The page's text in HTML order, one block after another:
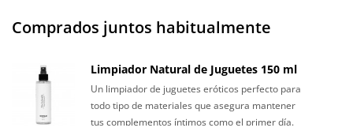
Comprados juntos habitualmente
Limpiador Natural de Juguetes 150 ml
Un limpiador de juguetes eróticos perfecto para
todo tipo de materiales que asegura mantener
tus complementos íntimos como el primer día.